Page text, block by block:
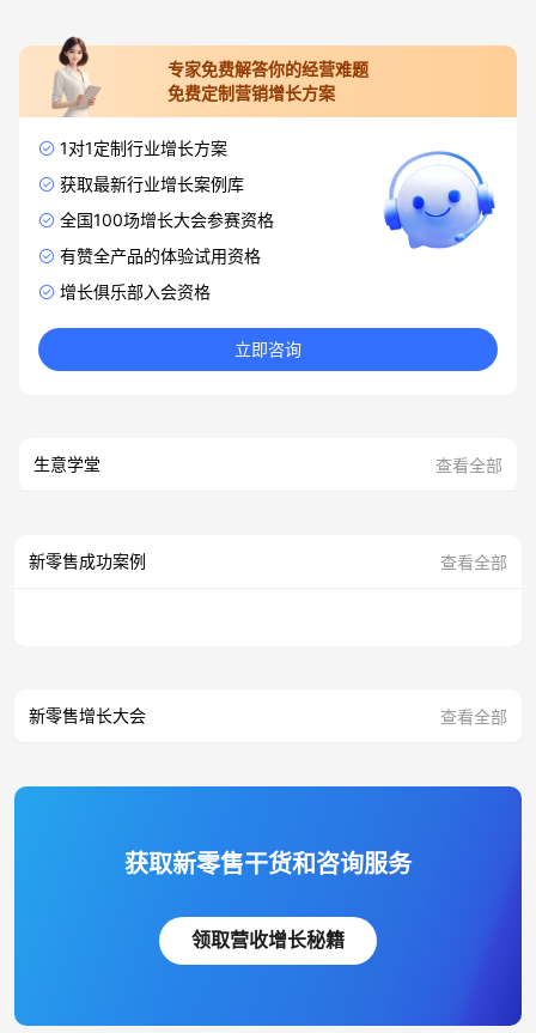
专家免费解答你的经营难题
免费定制营销增长方案
1对1定制行业增长方案
获取最新行业增长案例库
全国100场增长大会参赛资格
有赞全产品的体验试用资格
增长俱乐部入会资格
立即咨询
生意学堂 查看全部
新零售成功案例 查看全部
新零售增长大会 查看全部
获取新零售干货和咨询服务
领取营收增长秘籍